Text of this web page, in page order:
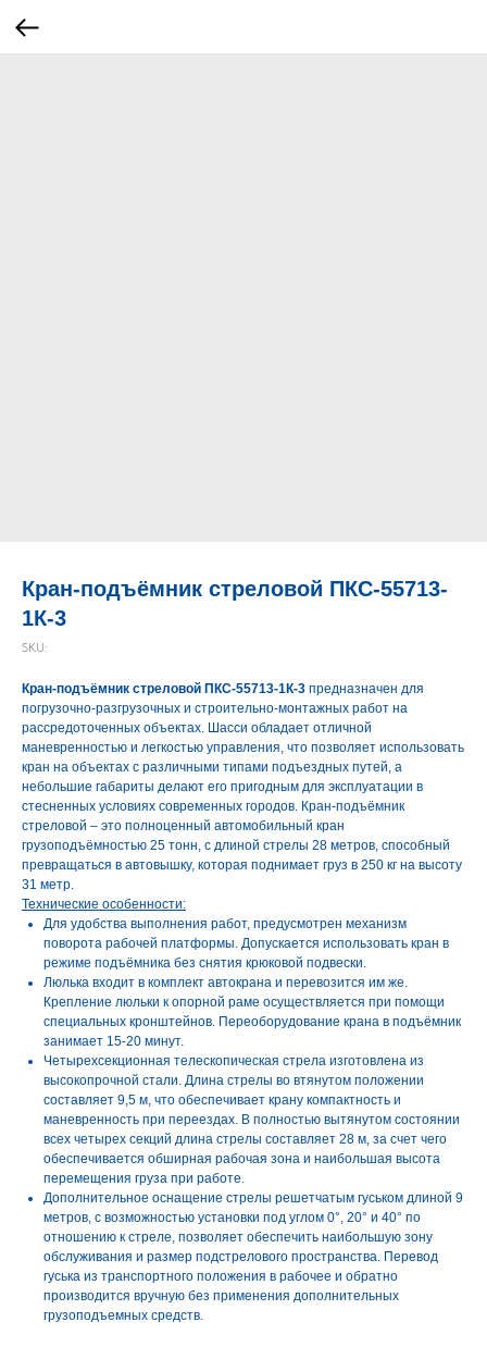
Кран-подъёмник стреловой ПКС-55713-
1К-3
SKU:
Кран-подъёмник стреловой ПКС-55713-1К-3 предназначен для
погрузочно-разгрузочных и строительно-монтажных работ на
рассредоточенных объектах. Шасси обладает отличной
маневренностью и легкостью управления, что позволяет использовать
кран на объектах с различными типами подъездных путей, а
небольшие габариты делают его пригодным для эксплуатации в
стесненных условиях современных городов. Кран-подъёмник
стреловой – это полноценный автомобильный кран
грузоподъёмностью 25 тонн, с длиной стрелы 28 метров, способный
превращаться в автовышку, которая поднимает груз в 250 кг на высоту
31 метр.
Технические особенности:
Для удобства выполнения работ, предусмотрен механизм
поворота рабочей платформы. Допускается использовать кран в
режиме подъёмника без снятия крюковой подвески.
Люлька входит в комплект автокрана и перевозится им же.
Крепление люльки к опорной раме осуществляется при помощи
специальных кронштейнов. Переоборудование крана в подъёмник
занимает 15-20 минут.
Четырехсекционная телескопическая стрела изготовлена из
высокопрочной стали. Длина стрелы во втянутом положении
составляет 9,5 м, что обеспечивает крану компактность и
маневренность при переездах. В полностью вытянутом состоянии
всех четырех секций длина стрелы составляет 28 м, за счет чего
обеспечивается обширная рабочая зона и наибольшая высота
перемещения груза при работе.
Дополнительное оснащение стрелы решетчатым гуськом длиной 9
метров, с возможностью установки под углом 0°, 20° и 40° по
отношению к стреле, позволяет обеспечить наибольшую зону
обслуживания и размер подстрелового пространства. Перевод
гуська из транспортного положения в рабочее и обратно
производится вручную без применения дополнительных
грузоподъемных средств.